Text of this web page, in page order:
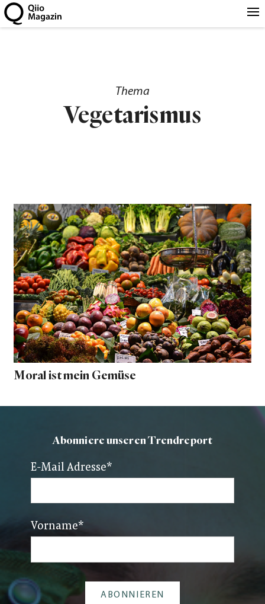
Thema
Vegetarismus
Moral ist mein Gemüse
Abonniere unseren Trendreport
E-Mail Adresse*
Vorname*